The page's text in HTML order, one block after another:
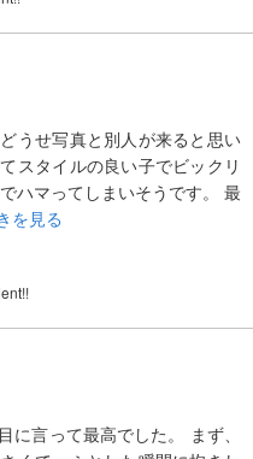
うせ写真と別人が来ると思い
スタイルの良い子でビックリ
ハマってしまいそうです。 最
を見る
に言って最高でした。 まず、